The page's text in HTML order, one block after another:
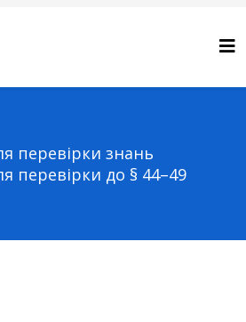
перевірки знань
перевірки до § 44–49